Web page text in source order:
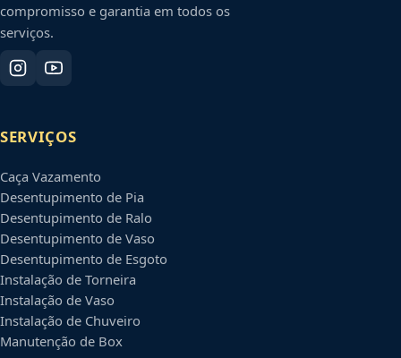
compromisso e garantia em todos os
serviços.
SERVIÇOS
Caça Vazamento
Desentupimento de Pia
Desentupimento de Ralo
Desentupimento de Vaso
Desentupimento de Esgoto
Instalação de Torneira
Instalação de Vaso
Instalação de Chuveiro
Manutenção de Box